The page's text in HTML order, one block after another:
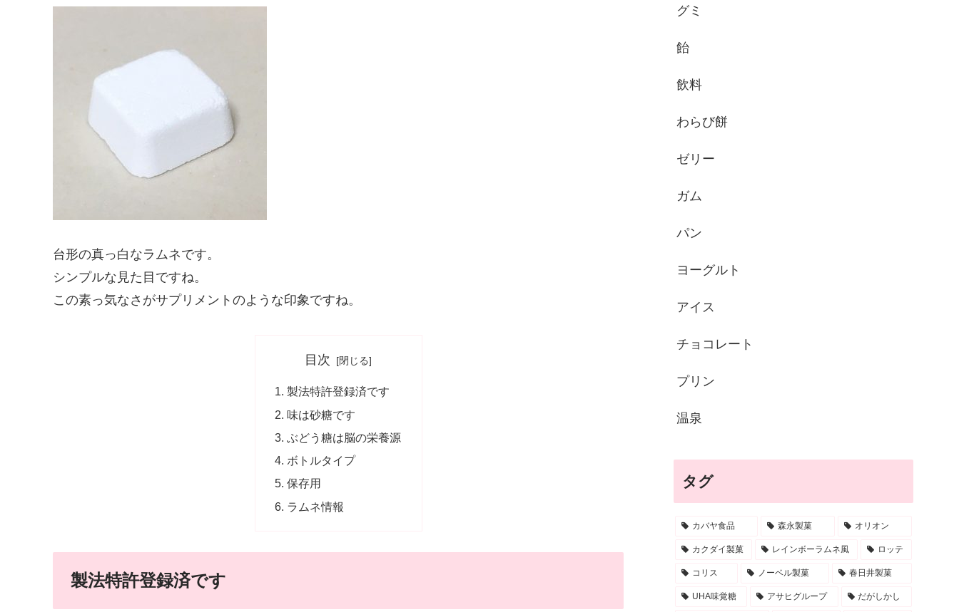
台形の真っ白なラムネです。
シンプルな見た目ですね。
この素っ気なさがサプリメントのような印象ですね。
目次
製法特許登録済です
味は砂糖です
ぶどう糖は脳の栄養源
ボトルタイプ
保存用
ラムネ情報
製法特許登録済です
グミ
飴
飲料
わらび餅
ゼリー
ガム
パン
ヨーグルト
アイス
チョコレート
プリン
温泉
タグ
カバヤ食品 森永製菓 オリオン
カクダイ製菓 レインボーラムネ風 ロッテ
コリス ノーベル製菓 春日井製菓
UHA味覚糖 アサヒグループ だがしかし